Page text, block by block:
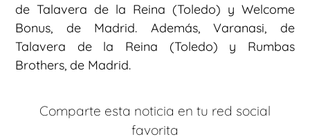
de Talavera de la Reina (Toledo) y Welcome
Bonus, de Madrid. Además, Varanasi, de
Talavera de la Reina (Toledo) y Rumbas
Brothers, de Madrid.
Comparte esta noticia en tu red social
favorita